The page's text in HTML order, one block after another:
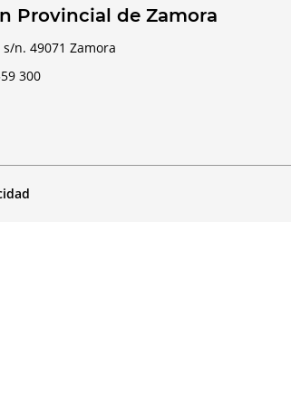
Provincial de Zamora
n. 49071 Zamora
300